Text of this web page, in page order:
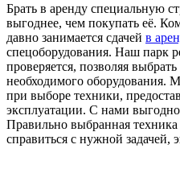
Брать в аренду специальную
выгоднее, чем покупать её.
давно занимается сдачей в
спецоборудования. Наш парк
проверяется, позволяя
необходимого оборудования.
при выборе техники,
эксплуатации. С нами выгодно
Правильно выбранная техника
справиться с нужной задачей,